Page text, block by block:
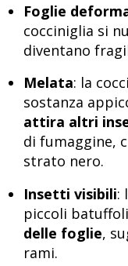
Foglie
cocciniglia si
diventano
Melata: la
sostanza
attira altri
di fumaggine,
strato nero.
Insetti visibili:
piccoli
delle foglie,
rami.